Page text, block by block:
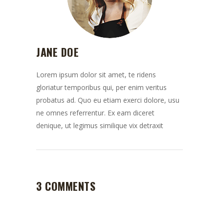
JANE DOE
Lorem ipsum dolor sit amet, te ridens
gloriatur temporibus qui, per enim veritus
probatus ad. Quo eu etiam exerci dolore, usu
ne omnes referrentur. Ex eam diceret
denique, ut legimus similique vix detraxit
3 COMMENTS